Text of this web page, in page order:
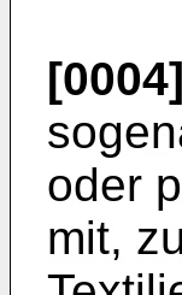
[0004]
oder
mit,